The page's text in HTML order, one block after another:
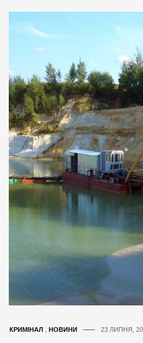
КРИМІНАЛ НОВИНИ 23 ЛИПНЯ,